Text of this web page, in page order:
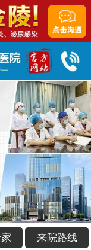
来院路线